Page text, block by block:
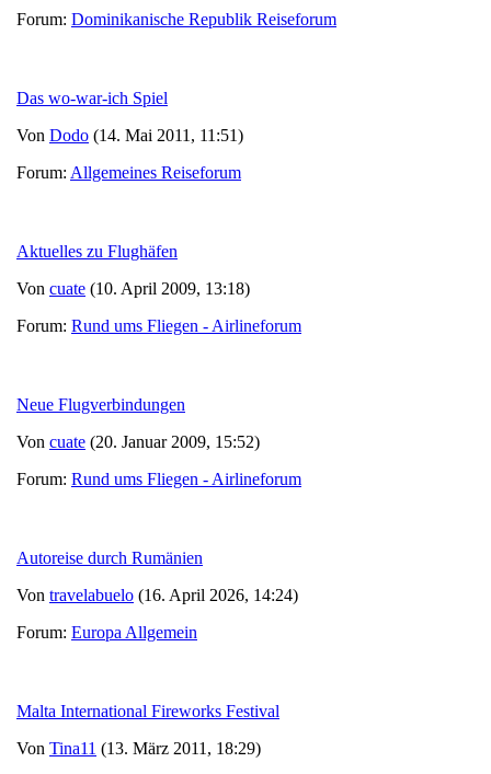
Forum: Dominikanische Republik Reiseforum
Das wo-war-ich Spiel
Von Dodo (14. Mai 2011, 11:51)
Forum: Allgemeines Reiseforum
Aktuelles zu Flughäfen
Von cuate (10. April 2009, 13:18)
Forum: Rund ums Fliegen - Airlineforum
Neue Flugverbindungen
Von cuate (20. Januar 2009, 15:52)
Forum: Rund ums Fliegen - Airlineforum
Autoreise durch Rumänien
Von travelabuelo (16. April 2026, 14:24)
Forum: Europa Allgemein
Malta International Fireworks Festival
Von Tina11 (13. März 2011, 18:29)